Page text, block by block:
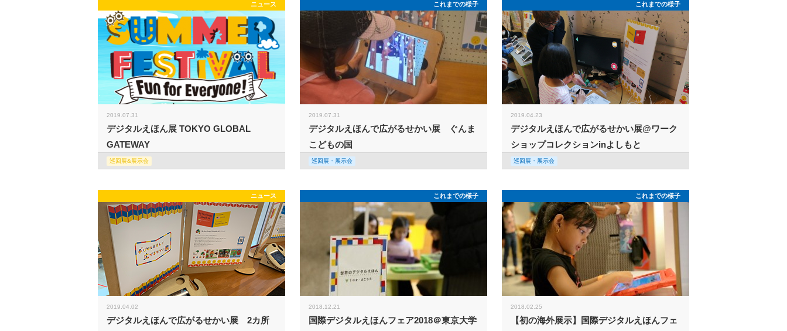
ニュース
2019.07.31
デジタルえほん展 TOKYO GLOBAL
GATEWAY
巡回展&展示会
これまでの様子
2019.07.31
デジタルえほんで広がるせかい展 ぐんま
こどもの国
巡回展・展示会
これまでの様子
2019.04.23
デジタルえほんで広がるせかい展@ワーク
ショップコレクションinよしもと
巡回展・展示会
ニュース
2019.04.02
デジタルえほんで広がるせかい展 2カ所
これまでの様子
2018.12.21
国際デジタルえほんフェア2018＠東京大学
これまでの様子
2018.02.25
【初の海外展示】国際デジタルえほんフェ